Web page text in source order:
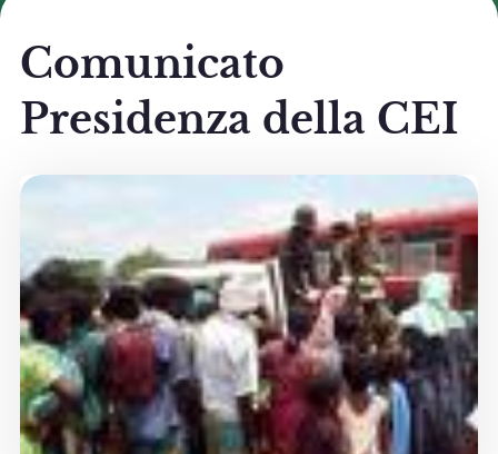
Comunicato
Presidenza della CEI